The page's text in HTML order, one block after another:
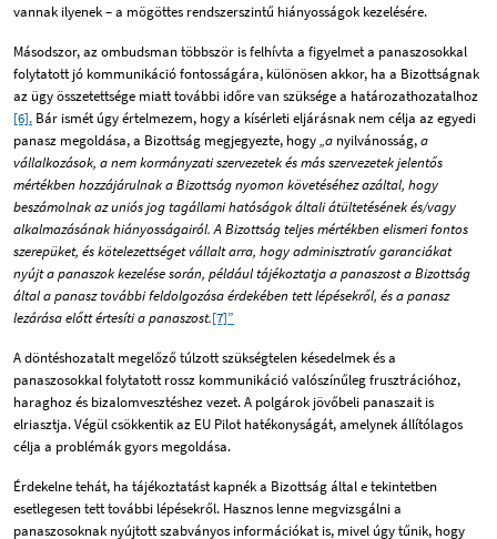
vannak ilyenek – a mögöttes rendszerszintű hiányosságok kezelésére.
Másodszor, az ombudsman többször is felhívta a figyelmet a panaszosokkal
folytatott jó kommunikáció fontosságára, különösen akkor, ha a Bizottságnak
az ügy összetettsége miatt további időre van szüksége a határozathozatalhoz
[6]. Bár ismét úgy értelmezem, hogy a kísérleti eljárásnak nem célja az egyedi
panasz megoldása, a Bizottság megjegyezte, hogy„a nyilvánosság,a
vállalkozások, a nem kormányzati szervezetek és más szervezetek jelentős
mértékben hozzájárulnak a Bizottság nyomon követéséhez azáltal, hogy
beszámolnak az uniós jog tagállami hatóságok általi átültetésének és/vagy
alkalmazásának hiányosságairól. A Bizottság teljes mértékben elismeri fontos
szerepüket, és kötelezettséget vállalt arra, hogy adminisztratív garanciákat
nyújt a panaszok kezelése során, például tájékoztatja a panaszost a Bizottság
által a panasz további feldolgozása érdekében tett lépésekről, és a panasz
lezárása előtt értesíti a panaszost.[7]”
A döntéshozatalt megelőző túlzott szükségtelen késedelmek és a
panaszosokkal folytatott rossz kommunikáció valószínűleg frusztrációhoz,
haraghoz és bizalomvesztéshez vezet. A polgárok jövőbeli panaszait is
elriasztja. Végül csökkentik az EU Pilot hatékonyságát, amelynek állítólagos
célja a problémák gyors megoldása.
Érdekelne tehát, ha tájékoztatást kapnék a Bizottság által e tekintetben
esetlegesen tett további lépésekről. Hasznos lenne megvizsgálni a
panaszosoknak nyújtott szabványos információkat is, mivel úgy tűnik, hogy